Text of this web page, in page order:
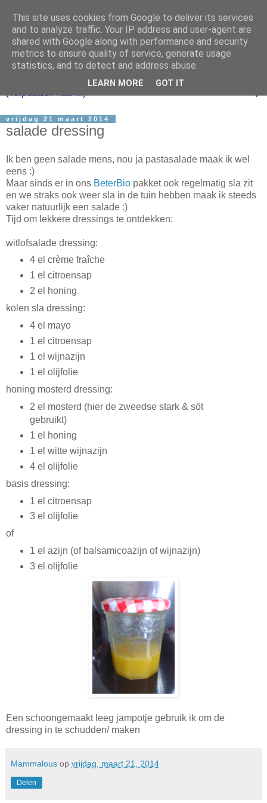
▼
vrijdag 21 maart 2014
salade dressing
Ik ben geen salade mens, nou ja pastasalade maak ik wel
eens :)
Maar sinds er in ons BeterBio pakket ook regelmatig sla zit
en we straks ook weer sla in de tuin hebben maak ik steeds
vaker natuurlijk een salade :)
Tijd om lekkere dressings te ontdekken:
witlofsalade dressing:
4 el crème fraîche
1 el citroensap
2 el honing
kolen sla dressing:
4 el mayo
1 el citroensap
1 el wijnazijn
1 el olijfolie
honing mosterd dressing:
2 el mosterd (hier de zweedse stark & söt
gebruikt)
1 el honing
1 el witte wijnazijn
4 el olijfolie
basis dressing:
1 el citroensap
3 el olijfolie
of
1 el azijn (of balsamicoazijn of wijnazijn)
3 el olijfolie
Een schoongemaakt leeg jampotje gebruik ik om de
dressing in te schudden/ maken
Mammalous op vrijdag, maart 21, 2014
Delen
This site uses cookies from Google to deliver its services
and to analyze traffic. Your IP address and user-agent are
shared with Google along with performance and security
metrics to ensure quality of service, generate usage
statistics, and to detect and address abuse.
LEARN MORE GOT IT